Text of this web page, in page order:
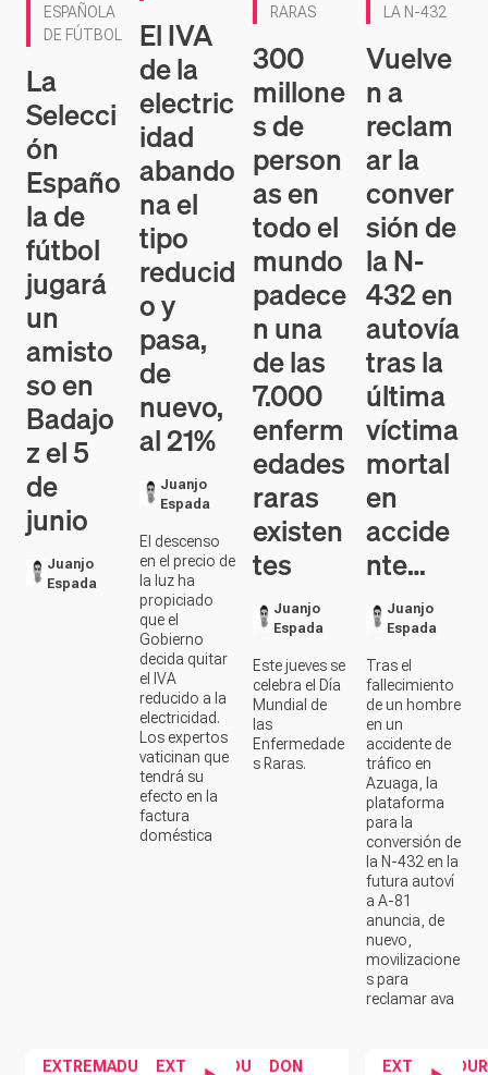
ESPAÑOLA
DE FÚTBOL
La
Selecci
ón
Españo
la de
fútbol
jugará
un
amisto
so en
Badajo
z el 5
de
junio
Juanjo
Espada
El IVA
de la
electric
idad
abando
na el
tipo
reducid
o y
pasa,
de
nuevo,
al 21%
Juanjo
Espada
El descenso
en el precio de
la luz ha
propiciado
que el
Gobierno
decida quitar
el IVA
reducido a la
electricidad.
Los expertos
vaticinan que
tendrá su
efecto en la
factura
doméstica
RARAS
300
millone
s de
person
as en
todo el
mundo
padece
n una
de las
7.000
enferm
edades
raras
existen
tes
Juanjo
Espada
Este jueves se
celebra el Día
Mundial de
las
Enfermedade
s Raras.
LA N-432
Vuelve
n a
reclam
ar la
conver
sión de
la N-
432 en
autovía
tras la
última
víctima
mortal
en
accide
nte…
Juanjo
Espada
Tras el
fallecimiento
de un hombre
en un
accidente de
tráfico en
Azuaga, la
plataforma
para la
conversión de
la N-432 en la
futura autoví
a A-81
anuncia, de
nuevo,
movilizacione
s para
reclamar ava
EXTREMADURA EXTREMADURA DON